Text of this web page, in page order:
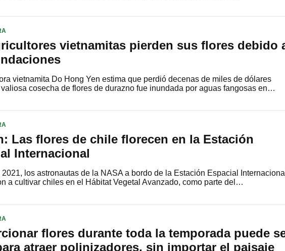
vietnamitas pierden sus flores debido
vietnamita Do Hong Yen estima que perdió decenas de miles de dólares
cosecha de flores de durazno fue inundada por aguas fangosas en…
Las flores de chile florecen en la Estación
Internacional
los astronautas de la NASA a bordo de la Estación Espacial Internacional
a cultivar chiles en el Hábitat Vegetal Avanzado, como parte del…
flores durante toda la temporada puede
atraer polinizadores, sin importar el paisaje